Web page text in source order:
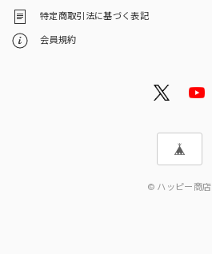
特定商取引法に基づく表記
会員規約
© ハッピー商店